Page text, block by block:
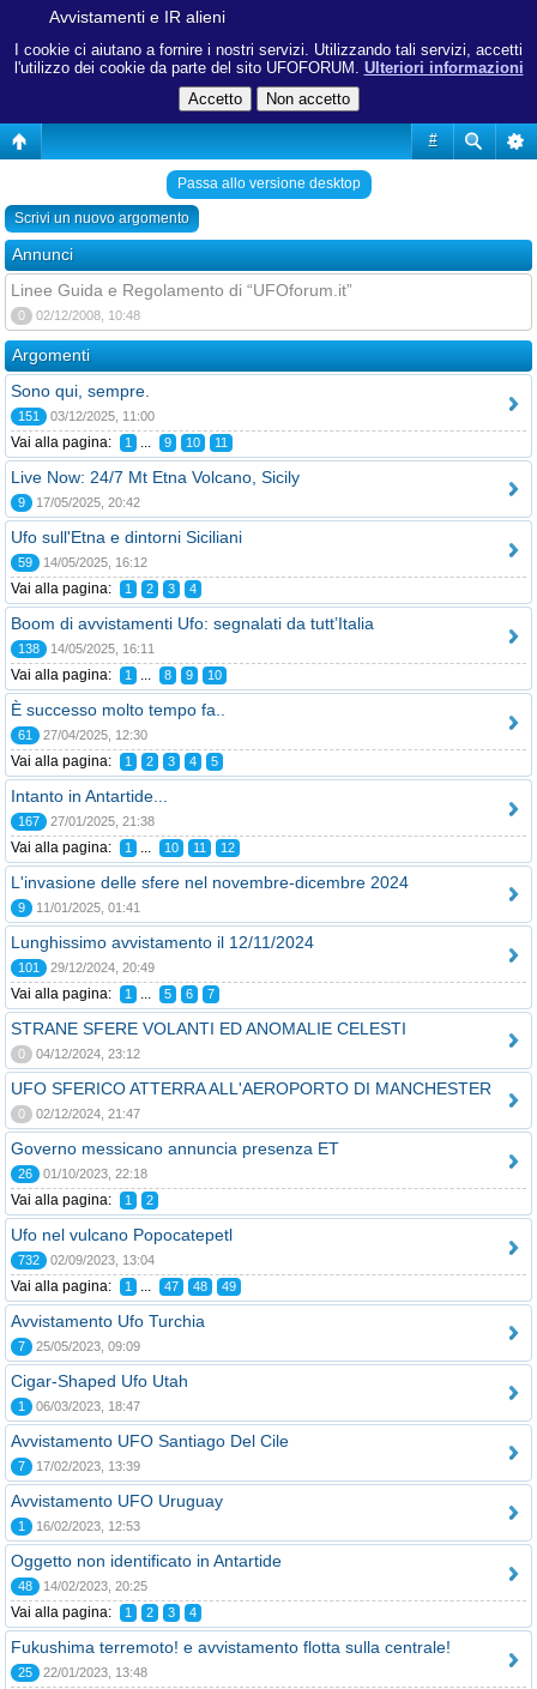
I cookie ci aiutano a fornire i nostri servizi. Utilizzando tali servizi, accetti
l'utilizzo dei cookie da parte del sito UFOFORUM. Ulteriori informazioni
#
Avvistamenti e IR alieni
Passa allo versione desktop
Scrivi un nuovo argomento
Annunci
Linee Guida e Regolamento di “UFOforum.it”
0 02/12/2008, 10:48
Argomenti
Sono qui, sempre.
151 03/12/2025, 11:00
Vai alla pagina: 1 ... 9 10 11
Live Now: 24/7 Mt Etna Volcano, Sicily
9 17/05/2025, 20:42
Ufo sull'Etna e dintorni Siciliani
59 14/05/2025, 16:12
Vai alla pagina: 1 2 3 4
Boom di avvistamenti Ufo: segnalati da tutt’Italia
138 14/05/2025, 16:11
Vai alla pagina: 1 ... 8 9 10
È successo molto tempo fa..
61 27/04/2025, 12:30
Vai alla pagina: 1 2 3 4 5
Intanto in Antartide...
167 27/01/2025, 21:38
Vai alla pagina: 1 ... 10 11 12
L'invasione delle sfere nel novembre-dicembre 2024
9 11/01/2025, 01:41
Lunghissimo avvistamento il 12/11/2024
101 29/12/2024, 20:49
Vai alla pagina: 1 ... 5 6 7
STRANE SFERE VOLANTI ED ANOMALIE CELESTI
0 04/12/2024, 23:12
UFO SFERICO ATTERRA ALL'AEROPORTO DI MANCHESTER
0 02/12/2024, 21:47
Governo messicano annuncia presenza ET
26 01/10/2023, 22:18
Vai alla pagina: 1 2
Ufo nel vulcano Popocatepetl
732 02/09/2023, 13:04
Vai alla pagina: 1 ... 47 48 49
Avvistamento Ufo Turchia
7 25/05/2023, 09:09
Cigar-Shaped Ufo Utah
1 06/03/2023, 18:47
Avvistamento UFO Santiago Del Cile
7 17/02/2023, 13:39
Avvistamento UFO Uruguay
1 16/02/2023, 12:53
Oggetto non identificato in Antartide
48 14/02/2023, 20:25
Vai alla pagina: 1 2 3 4
Fukushima terremoto! e avvistamento flotta sulla centrale!
25 22/01/2023, 13:48